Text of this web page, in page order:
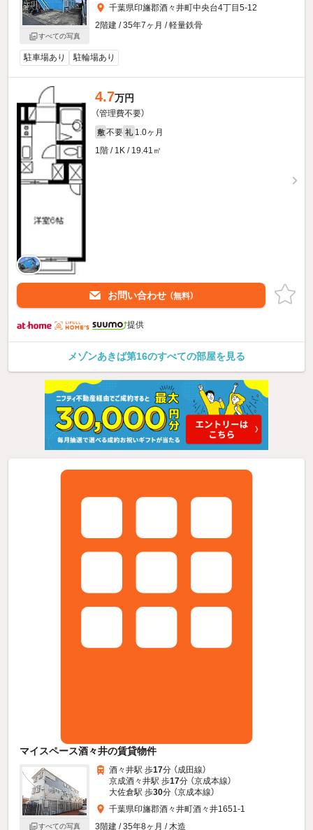
すべての写真
千葉県印旛郡酒々井町中央台4丁目5-12
2階建 / 35年7ヶ月 / 軽量鉄骨
駐車場あり 駐輪場あり
4.7万円
（管理費不要）
敷 不要 礼 1.0ヶ月
1階 / 1K / 19.41㎡
お問い合わせ （無料）
提供
メゾンあきば第16のすべての部屋を見る
マイスペース酒々井の賃貸物件
すべての写真
酒々井駅 歩17分 （成田線）
京成酒々井駅 歩17分 （京成本線）
大佐倉駅 歩30分 （京成本線）
千葉県印旛郡酒々井町酒々井1651-1
3階建 / 35年8ヶ月 / 木造